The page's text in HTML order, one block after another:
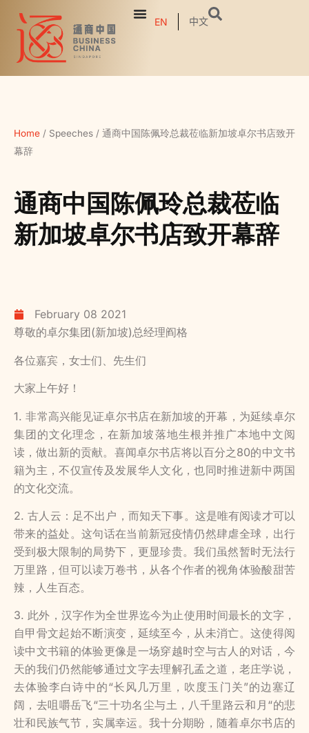
EN 中文
Home / Speeches / 通商中国陈佩玲总裁莅临新加坡卓尔书店致开
幕辞
通商中国陈佩玲总裁莅临
新加坡卓尔书店致开幕辞
February 08 2021
尊敬的卓尔集团(新加坡)总经理阎格
各位嘉宾，女士们、先生们
大家上午好！
1. 非常高兴能见证卓尔书店在新加坡的开幕，为延续卓尔
集团的文化理念，在新加坡落地生根并推广本地中文阅
读，做出新的贡献。喜闻卓尔书店将以百分之80的中文书
籍为主，不仅宣传及发展华人文化，也同时推进新中两国
的文化交流。
2. 古人云：足不出户，而知天下事。这是唯有阅读才可以
带来的益处。这句话在当前新冠疫情仍然肆虐全球，出行
受到极大限制的局势下，更显珍贵。我们虽然暂时无法行
万里路，但可以读万卷书，从各个作者的视角体验酸甜苦
辣，人生百态。
3. 此外，汉字作为全世界迄今为止使用时间最长的文字，
自甲骨文起始不断演变，延续至今，从未消亡。这使得阅
读中文书籍的体验更像是一场穿越时空与古人的对话，今
天的我们仍然能够通过文字去理解孔孟之道，老庄学说，
去体验李白诗中的“长风几万里，吹度玉门关”的边塞辽
阔，去咀嚼岳飞“三十功名尘与土，八千里路云和月“的悲
壮和民族气节，实属幸运。我十分期盼，随着卓尔书店的